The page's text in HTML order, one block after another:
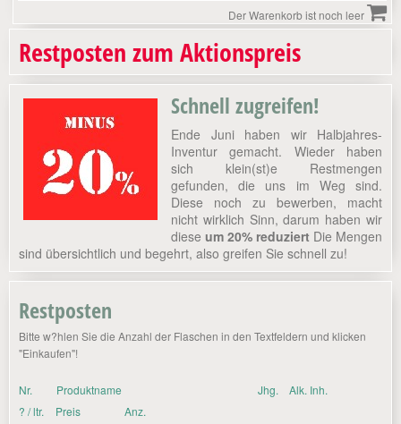
Der Warenkorb ist noch leer
Restposten zum Aktionspreis
Schnell zugreifen!
Ende Juni haben wir Halbjahres-
Inventur gemacht. Wieder haben
sich klein(st)e Restmengen
gefunden, die uns im Weg sind.
Diese noch zu bewerben, macht
nicht wirklich Sinn, darum haben wir
diese um 20% reduziert Die Mengen
sind übersichtlich und begehrt, also greifen Sie schnell zu!
Restposten
Bitte w?hlen Sie die Anzahl der Flaschen in den Textfeldern und klicken
"Einkaufen"!
Nr. Produktname Jhg.
Alk. Inh.
? / ltr.
Preis
Anz.